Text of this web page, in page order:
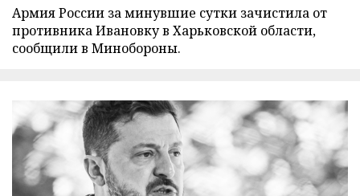
Армия России за минувшие сутки зачистила от
противника Ивановку в Харьковской области,
сообщили в Минобороны.